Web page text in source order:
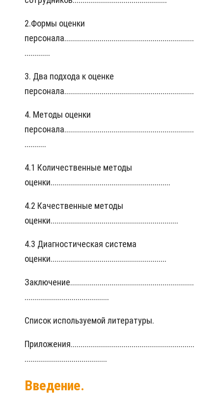
2.Формы оценки
персонала..................................................................
.............
3. Два подхода к оценке
персонала..................................................................
4. Методы оценки
персонала..................................................................
...........
4.1 Количественные методы
оценки.............................................................
4.2 Качественные методы
оценки.................................................................
4.3 Диагностическая система
оценки...........................................................
Заключение...............................................................
...........................................
Список используемой литературы.
Приложения...............................................................
..........................................
Введение.